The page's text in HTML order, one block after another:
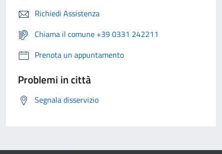
Richiedi Assistenza
Chiama il comune +39 0331 242211
Prenota un appuntamento
Problemi in città
Segnala disservizio